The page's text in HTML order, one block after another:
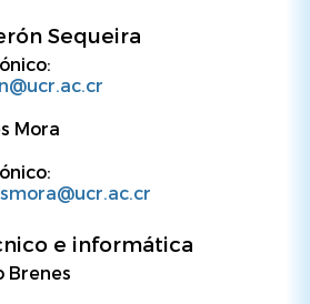
Sequeira
Mora
e informática
Brenes